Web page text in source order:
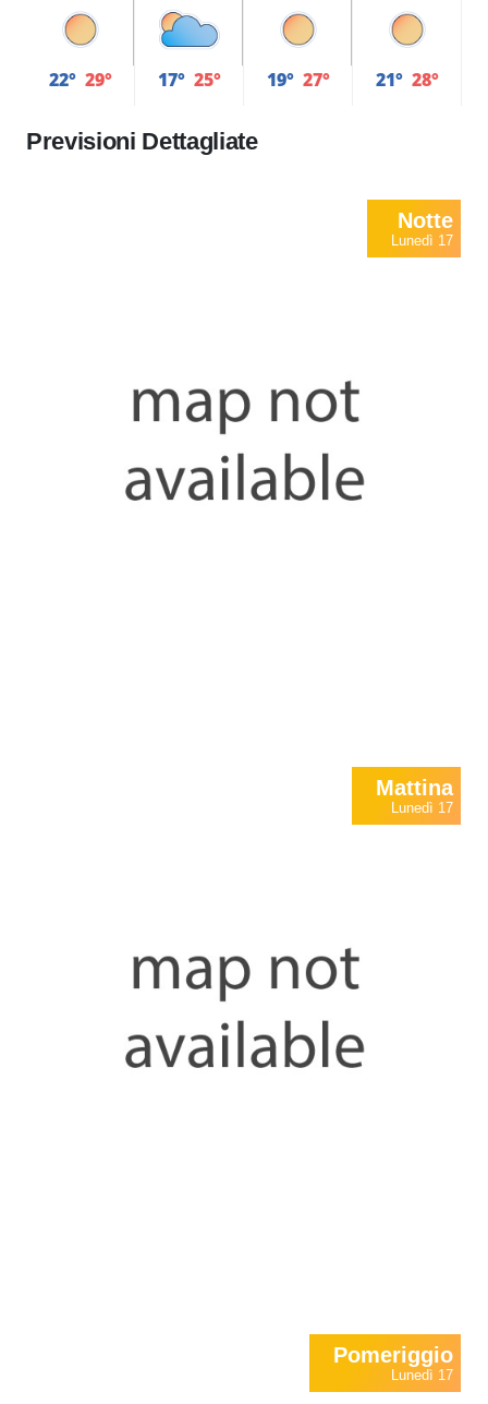
22° 29° 17° 25° 19° 27° 21° 28°
Previsioni Dettagliate
Notte
Lunedì 17
Mattina
Lunedì 17
Pomeriggio
Lunedì 17